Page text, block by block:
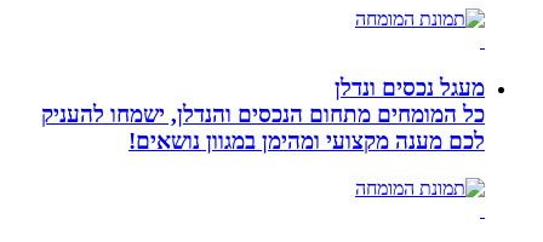
מעגל נכסים ונדלן
כל המומחים מתחום הנכסים והנדלן, ישמחו להעניק
לכם מענה מקצועי ומהימן במגוון נושאים!